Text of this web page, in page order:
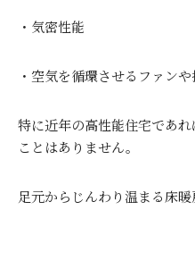
・気密性能
・空気を循環させるファン
特に近年の高性能住宅であ
ことはありません。
足元からじんわり温まる床